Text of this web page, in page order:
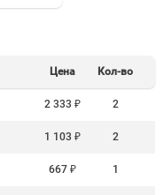
Цена Кол-во
2 333 ₽ 2
1 103 ₽ 2
667 ₽ 1